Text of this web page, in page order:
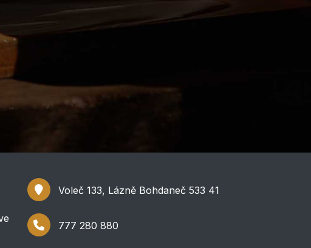
Voleč 133, Lázně Bohdaneč 533 41
777 280 880